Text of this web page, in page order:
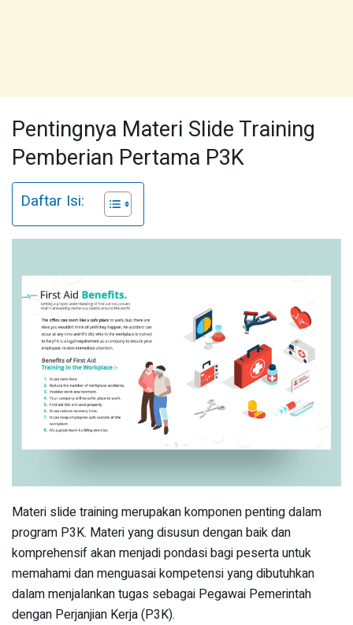
Pentingnya Materi Slide Training
Pemberian Pertama P3K
Daftar Isi:
Materi slide training merupakan komponen penting dalam
program P3K. Materi yang disusun dengan baik dan
komprehensif akan menjadi pondasi bagi peserta untuk
memahami dan menguasai kompetensi yang dibutuhkan
dalam menjalankan tugas sebagai Pegawai Pemerintah
dengan Perjanjian Kerja (P3K).